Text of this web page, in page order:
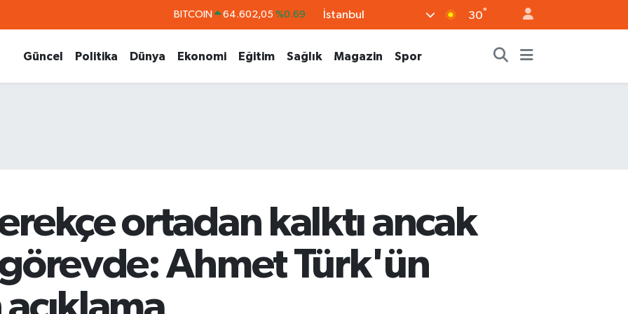
DOLAR 47,5986 %0.06
64,2438 %0.21
İstanbul 30°
Güncel Politika Dünya Ekonomi Eğitim Sağlık Magazin Spor
ortadan kalktı ancak
görevde: Ahmet Türk'ün